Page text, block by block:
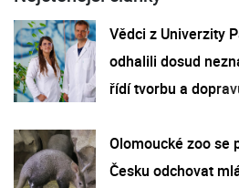
Vědci z Univerzity
odhalili dosud
řídí tvorbu a
Olomoucké zoo se
Česku odchovat